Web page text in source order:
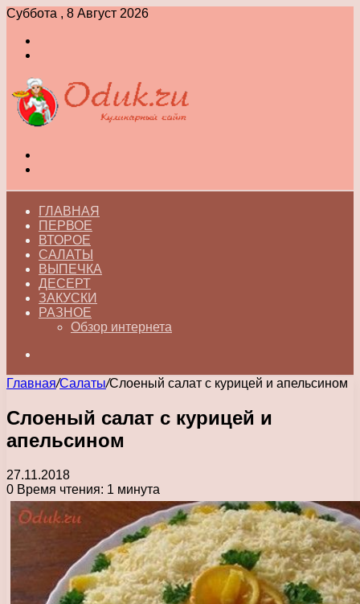
Суббота , 8 Август 2026
ГЛАВНАЯ
ПЕРВОЕ
ВТОРОЕ
САЛАТЫ
ВЫПЕЧКА
ДЕСЕРТ
ЗАКУСКИ
РАЗНОЕ
Обзор интернета
Главная/Салаты/Слоеный салат с курицей и апельсином
Слоеный салат с курицей и
апельсином
27.11.2018
0 Время чтения: 1 минута